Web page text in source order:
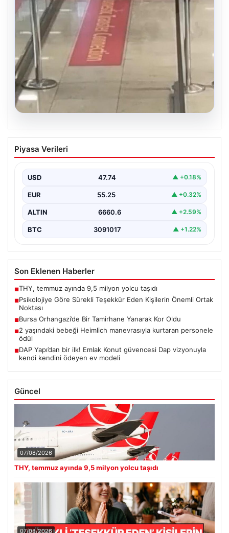
2 yaşındaki bebeği Heimlich
manevrasıyla kurtaran personele ödül
Kurtaran Görevlilere Ödül Verildi”, “content”: “ İstanbul
Sabiha…
Piyasa Verileri
USD 47.74 ▲ +0.18%
EUR 55.25 ▲ +0.32%
ALTIN 6660.6 ▲ +2.59%
BTC 3091017 ▲ +1.22%
Son Eklenen Haberler
■THY, temmuz ayında 9,5 milyon yolcu taşıdı
■Psikolojiye Göre Sürekli Teşekkür Eden Kişilerin Önemli Ortak
Noktası
■Bursa Orhangazi’de Bir Tamirhane Yanarak Kor Oldu
■2 yaşındaki bebeği Heimlich manevrasıyla kurtaran personele
ödül
■DAP Yapı’dan bir ilk! Emlak Konut güvencesi Dap vizyonuyla
kendi kendini ödeyen ev modeli
Güncel
07/08/2026
THY, temmuz ayında 9,5 milyon yolcu taşıdı
07/08/2026